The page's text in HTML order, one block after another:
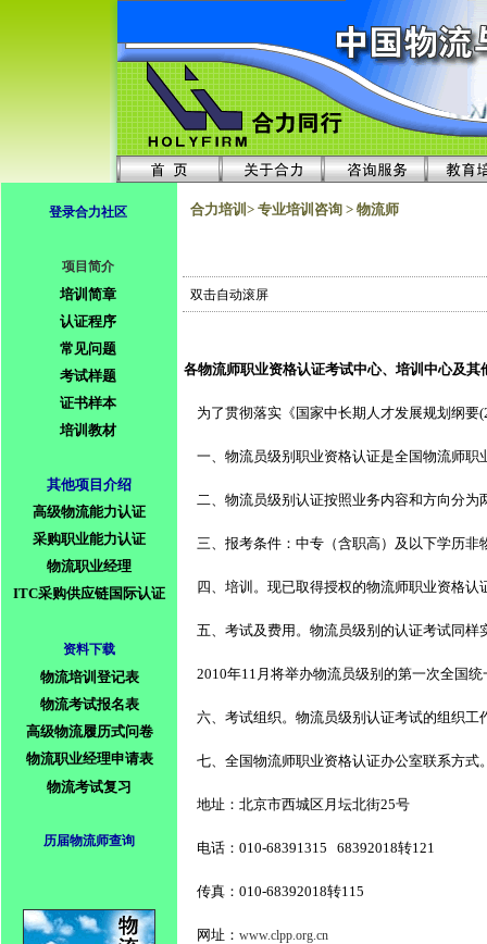
登录合力社区
项目简介
培训简章
认证程序
常见问题
考试样题
证书样本
培训教材
其他项目介绍
高级物流能力认证
采购职业能力认证
物流职业经理
ITC采购供应链国际认证
资料下载
物流培训登记表
物流考试报名表
高级物流履历式问卷
物流职业经理申请表
物流考试复习
历届物流师查询
合力培训> 专业培训咨询 > 物流师
双击自动滚屏
各物流师职业资格认证考试中心、培训中心及其
为了贯彻落实《 国家中长期人才发展规划纲要
一、物流员级别职业资格认证是全国物流师
二、物流员级别认证按照业务内容和方向分为
三、报考条件：中专（含职高）及以下学历
四、培训。现已取得授权的物流师职业资格
五、考试及费用。物流员级别的认证考试同样
2010年11 月将举办物流员级别的第一次全国统
六、考试组织。物流员级别认证考试的组织
七、全国物流师职业资格认证办公室联系方式
地址：北京市西城区月坛北街25号
电话： 010-68391315 68392018转121
传真： 010-68392018转115
网址： www.clpp.org.cn